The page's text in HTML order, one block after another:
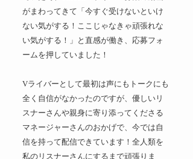
がまわってきて「今すぐ受けないといけ
ない気がする！ここじゃなきゃ頑張れな
い気がする！」と直感が働き、応募フォ
ームを押していました！
Vライバーとして最初は声にもトークにも
全く自信がなかったのですが、優しいリ
スナーさんや親身に寄り添ってくださる
マネージャーさんのおかげで、今では自
信を持って配信できています！全人類を
私のリスナーさんにするまで頑張りま